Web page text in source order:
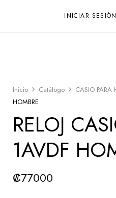
INICIAR
Inicio Catálogo CASIO PARA
HOMBRE
RELOJ
1AVDF
₡77000